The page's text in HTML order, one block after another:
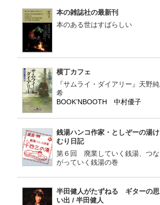
本の雑誌社の最新刊
本のある世はすばらしい
横丁カフェ
『サムライ・ダイアリー』天野純
希
BOOK’NBOOTH 中村優子
銭湯ハンコ作家・としぞーの湯け
むり日記
第６回 廃業していく銭湯、つな
がっていく銭湯の巻
半田健人がたずねる ギターの思
い出 / 半田健人